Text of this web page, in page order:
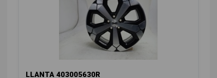
LLANTA 403005630R